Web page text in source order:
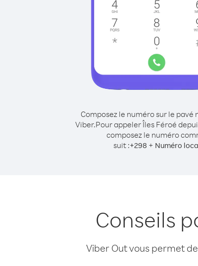
Composez le numéro sur le pavé
Viber.Pour appeler Îles Féroé
composez le numéro
suit :+298 + Numéro
Conseils
Viber Out vous permet